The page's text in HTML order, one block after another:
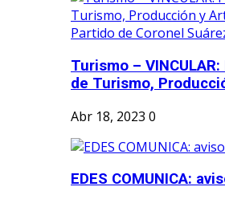
Turismo –
de Turismo,
Abr 18, 2023 0
EDES COMUNICA: